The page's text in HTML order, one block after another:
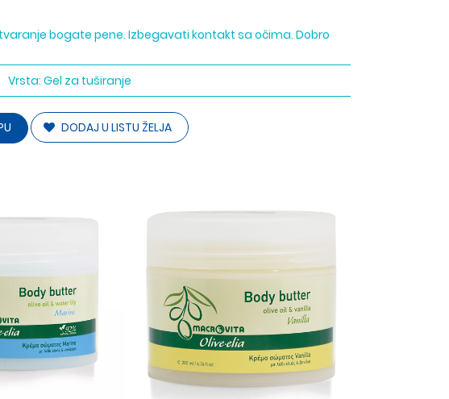
bogate pene. Izbegavati kontakt sa očima. Dobro
Vrsta: Gel za tuširanje
DODAJ U LISTU ŽELJA